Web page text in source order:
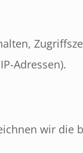
Adressen).
wir die